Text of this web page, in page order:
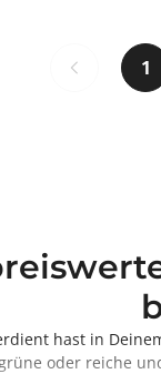
1
hast in
oder reiche